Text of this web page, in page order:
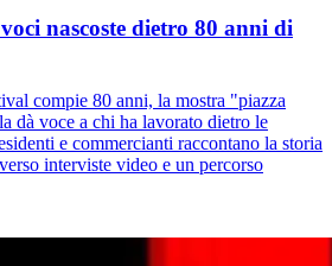
nascoste dietro 80 anni di
compie 80 anni, la mostra "piazza
dà voce a chi ha lavorato dietro le
e commercianti raccontano la storia
interviste video e un percorso